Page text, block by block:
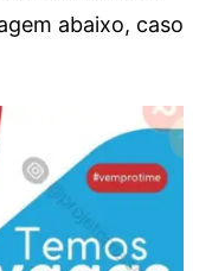
abaixo, caso